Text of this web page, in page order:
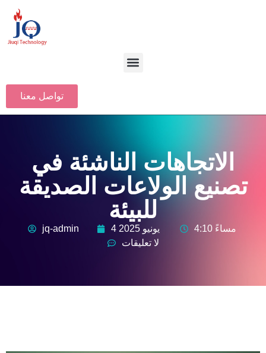
تواصل معنا
الاتجاهات الناشئة في
تصنيع الولاعات الصديقة
للبيئة
jq-admin
لا تعليقات